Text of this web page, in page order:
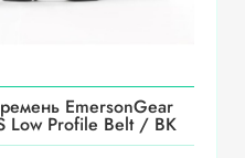
ремень EmersonGear
Low Profile Belt / BK